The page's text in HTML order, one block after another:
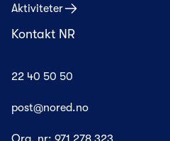
Aktiviteter
Kontakt NR
22 40 50 50
post@nored.no